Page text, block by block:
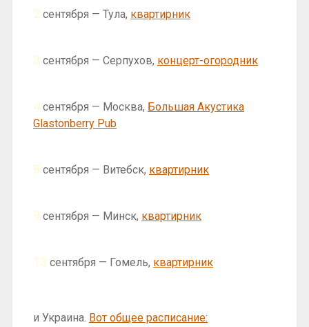
2 сентября — Тула, квартирник
3 сентября — Серпухов, концерт-огородник
4 сентября — Москва, Большая Акустика
Glastonberry Pub
8 сентября — Витебск, квартирник
9 сентября — Минск, квартирник
13 сентября — Гомель, квартирник
и Украина. Вот общее расписание: